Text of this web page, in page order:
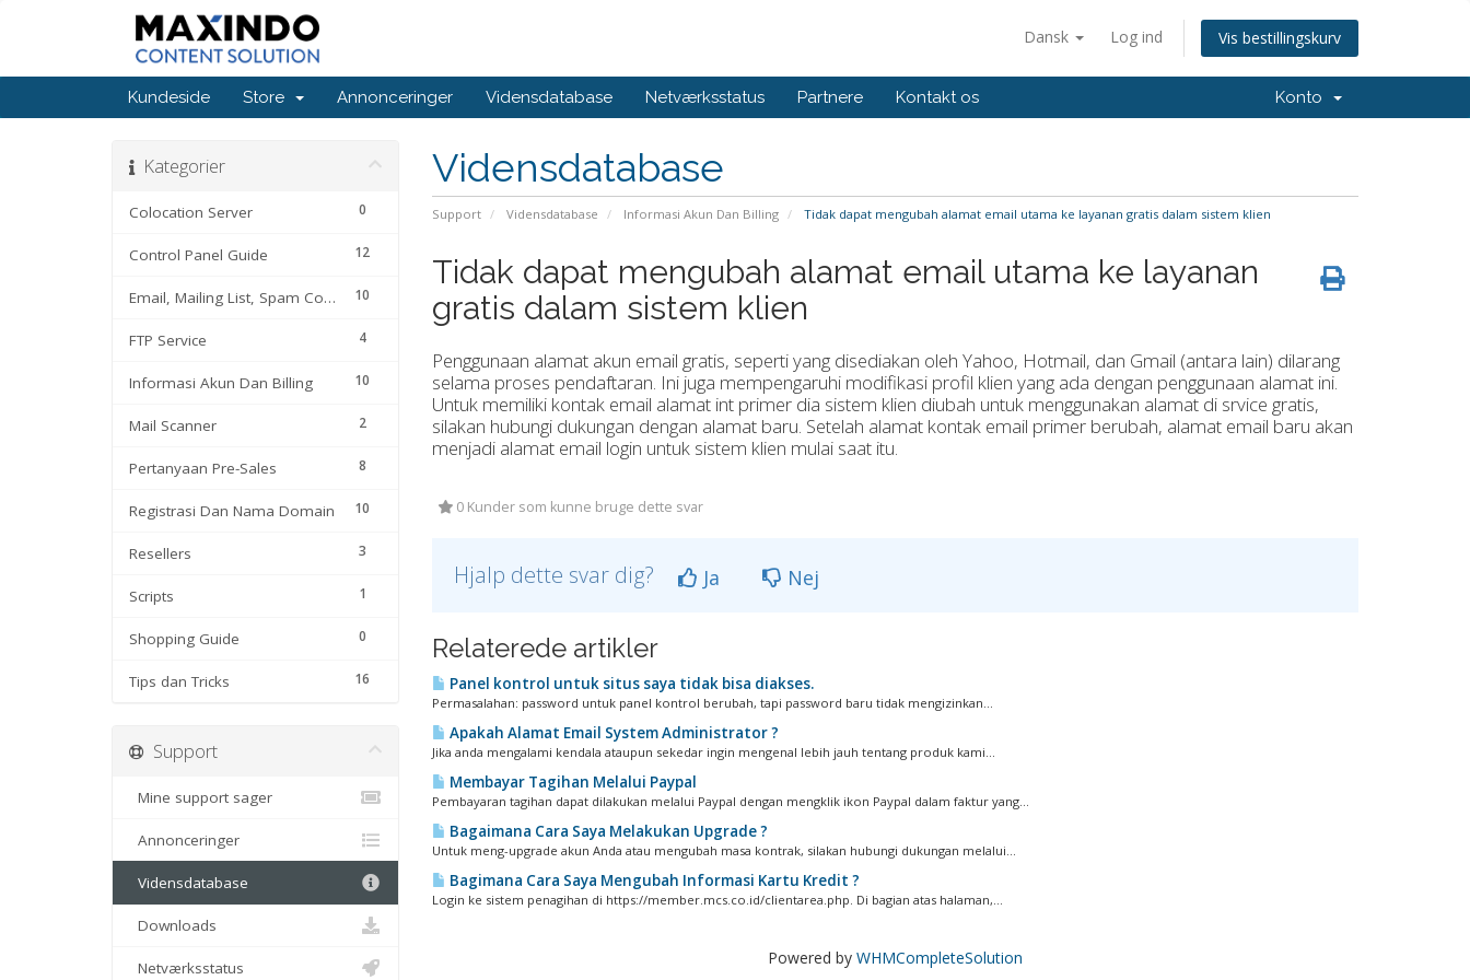
Dansk Log ind Vis bestillingskurv
Kundeside Store Annonceringer Vidensdatabase Netværksstatus Partnere Kontakt os Konto
Vidensdatabase
Support Vidensdatabase Informasi Akun Dan Billing Tidak dapat mengubah alamat email utama ke layanan gratis dalam sistem klien
Kategorier
0
Colocation Server
12
Control Panel Guide
10
Email, Mailing List, Spam Control
4
FTP Service
10
Informasi Akun Dan Billing
2
Mail Scanner
8
Pertanyaan Pre-Sales
10
Registrasi Dan Nama Domain
3
Resellers
1
Scripts
0
Shopping Guide
16
Tips dan Tricks
Tidak dapat mengubah alamat email utama ke layanan
gratis dalam sistem klien
Penggunaan alamat akun email gratis, seperti yang disediakan oleh Yahoo, Hotmail, dan Gmail (antara lain) dilarang
selama proses pendaftaran. Ini juga mempengaruhi modifikasi profil klien yang ada dengan penggunaan alamat ini.
Untuk memiliki kontak email alamat int primer dia sistem klien diubah untuk menggunakan alamat di srvice gratis,
silakan hubungi dukungan dengan alamat baru. Setelah alamat kontak email primer berubah, alamat email baru akan
menjadi alamat email login untuk sistem klien mulai saat itu.
0 Kunder som kunne bruge dette svar
Hjalp dette svar dig? Ja Nej
Relaterede artikler
Panel kontrol untuk situs saya tidak bisa diakses.
Permasalahan: password untuk panel kontrol berubah, tapi password baru tidak mengizinkan...
Apakah Alamat Email System Administrator ?
Jika anda mengalami kendala ataupun sekedar ingin mengenal lebih jauh tentang produk kami...
Membayar Tagihan Melalui Paypal
Pembayaran tagihan dapat dilakukan melalui Paypal dengan mengklik ikon Paypal dalam faktur yang...
Bagaimana Cara Saya Melakukan Upgrade ?
Untuk meng-upgrade akun Anda atau mengubah masa kontrak, silakan hubungi dukungan melalui...
Bagimana Cara Saya Mengubah Informasi Kartu Kredit ?
Login ke sistem penagihan di https://member.mcs.co.id/clientarea.php. Di bagian atas halaman,...
Powered by WHMCompleteSolution
Support
Mine support sager
Annonceringer
Vidensdatabase
Downloads
Netværksstatus